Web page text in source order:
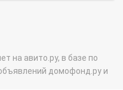
на авито.ру, в базе по
домофонд.ру и